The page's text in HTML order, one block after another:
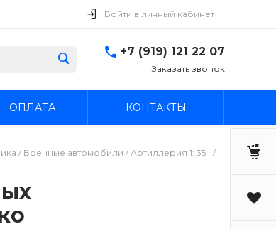
Войти в личный кабинет
+7 (919) 121 22 07
Заказать звонок
ОПЛАТА КОНТАКТЫ
/ Военные автомобили / Артиллерия 1: 35
/